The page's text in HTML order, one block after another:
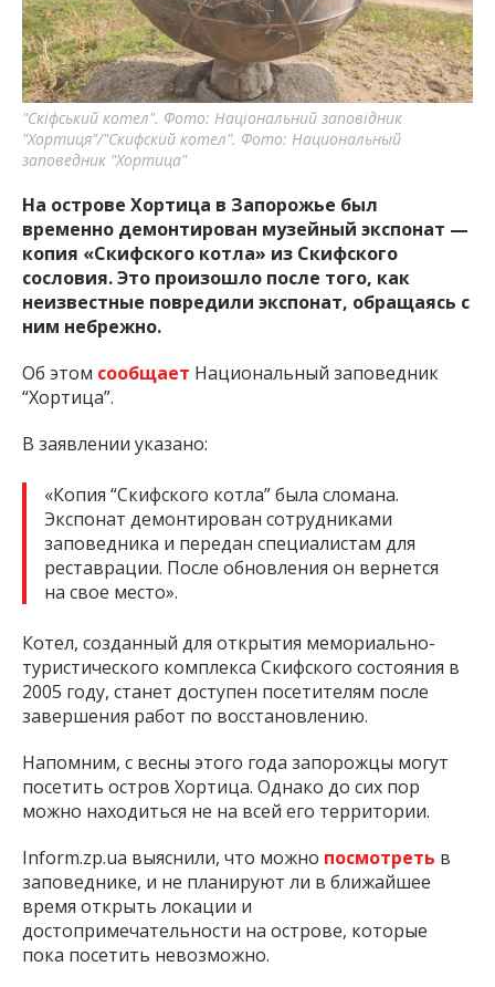
важную информацию о событиях
города Запорожья и области.
"Скіфський котел". Фото: Національний заповідник
"Хортиця"/"Скифский котел". Фото: Национальный
заповедник "Хортица"
На острове Хортица в Запорожье был
временно демонтирован музейный экспонат —
копия «Скифского котла» из Скифского
сословия. Это произошло после того, как
неизвестные повредили экспонат, обращаясь с
ним небрежно.
Об этом сообщает Национальный заповедник
“Хортица”.
В заявлении указано:
«Копия “Скифского котла” была сломана.
Экспонат демонтирован сотрудниками
заповедника и передан специалистам для
реставрации. После обновления он вернется
на свое место».
Котел, созданный для открытия мемориально-
туристического комплекса Скифского состояния в
2005 году, станет доступен посетителям после
завершения работ по восстановлению.
Напомним, с весны этого года запорожцы могут
посетить остров Хортица. Однако до сих пор
можно находиться не на всей его территории.
Inform.zp.ua выяснили, что можно посмотреть в
заповеднике, и не планируют ли в ближайшее
время открыть локации и
достопримечательности на острове, которые
пока посетить невозможно.